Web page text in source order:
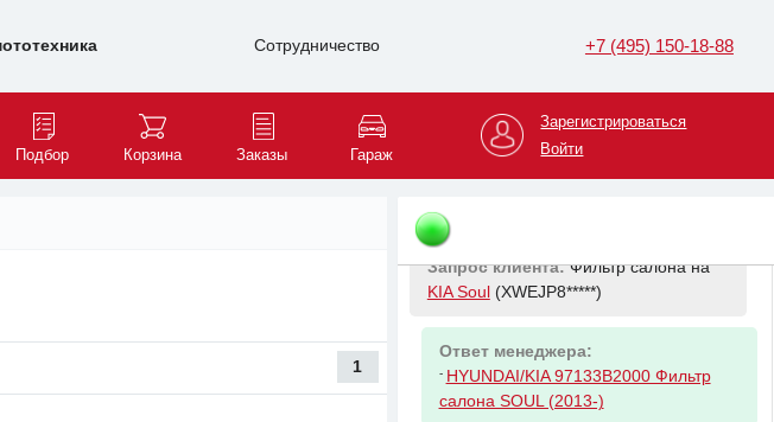
Сотрудничество +7 (495) 150-18-88
Подбор Корзина Заказы Гараж
Зарегистрироваться
Войти
1
Фильтр масляный
(XWEJP8*****)
Ответ менеджера:
HYUNDAI/KIA 2630035505 Фильтр
6 авг 20:22
Запрос клиента:Фильтр салона на
KIA Soul (XWEJP8*****)
Ответ менеджера:
- HYUNDAI/KIA 97133B2000 Фильтр
салона SOUL (2013-)